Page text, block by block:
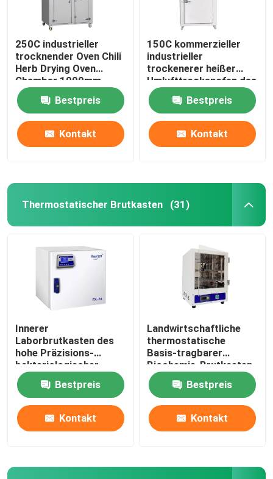
250C industrieller
trocknender Oven Chili
Herb Drying Oven
Chamber 1000mm
Bestpreis
Kontakt
150C kommerzieller
industrieller
trockenerer heißer
Umlufttrockenofen des
Ofen-5kw
Bestpreis
Kontakt
Thermostatischer Brutkasten (31)
Innerer
Laborbrutkasten des
hohe Präzisions-
bakteriologischer
Brutkasten-SUS304
Bestpreis
Kontakt
Landwirtschaftliche
thermostatische
Basis-tragbarer
Biochemie-Brutkasten
des Brutkasten-110V
220V
Bestpreis
Kontakt